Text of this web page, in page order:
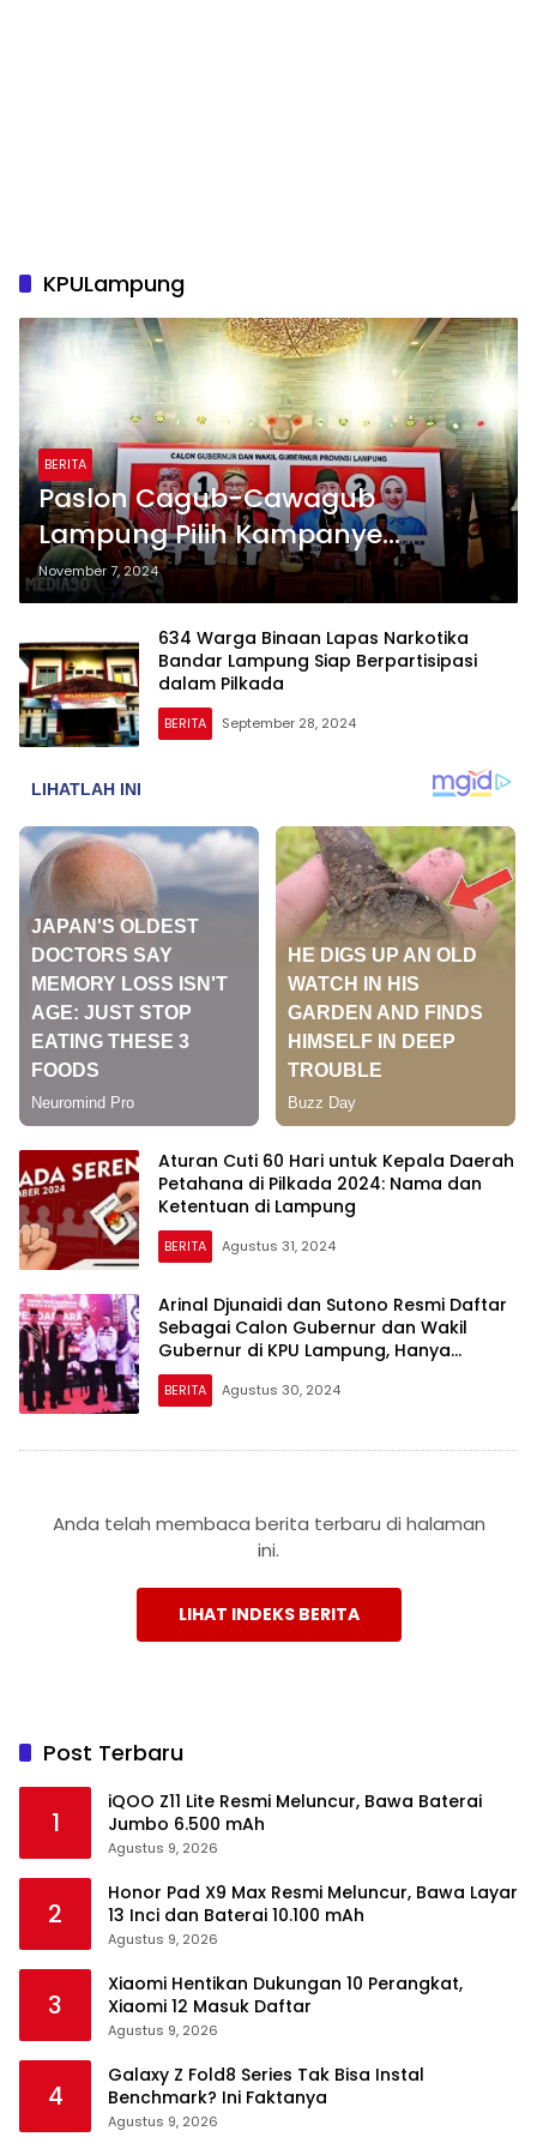
KPULampung
BERITA
Paslon Cagub-Cawagub
Lampung Pilih Kampanye
Konvensional, Abaikan Media
Sosial
November 7, 2024
634 Warga Binaan Lapas Narkotika
Bandar Lampung Siap Berpartisipasi
dalam Pilkada
BERITA September 28, 2024
Aturan Cuti 60 Hari untuk Kepala Daerah
Petahana di Pilkada 2024: Nama dan
Ketentuan di Lampung
BERITA Agustus 31, 2024
Arinal Djunaidi dan Sutono Resmi Daftar
Sebagai Calon Gubernur dan Wakil
Gubernur di KPU Lampung, Hanya
Didukung PDIP
BERITA Agustus 30, 2024
Anda telah membaca berita terbaru di halaman
ini.
LIHAT INDEKS BERITA
Post Terbaru
1
iQOO Z11 Lite Resmi Meluncur, Bawa Baterai
Jumbo 6.500 mAh
Agustus 9, 2026
2
Honor Pad X9 Max Resmi Meluncur, Bawa Layar
13 Inci dan Baterai 10.100 mAh
Agustus 9, 2026
3
Xiaomi Hentikan Dukungan 10 Perangkat,
Xiaomi 12 Masuk Daftar
Agustus 9, 2026
4
Galaxy Z Fold8 Series Tak Bisa Instal
Benchmark? Ini Faktanya
Agustus 9, 2026